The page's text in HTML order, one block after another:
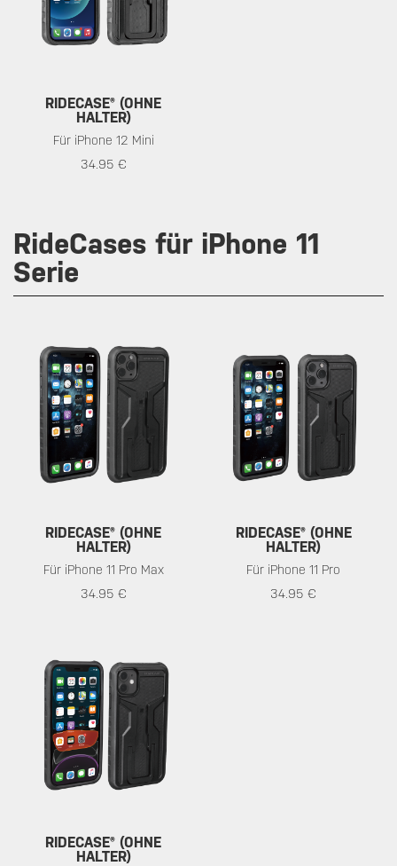
RIDECASE® (OHNE
HALTER)
Für iPhone 12 Mini
34.95 €
RideCases für iPhone 11
Serie
RIDECASE® (OHNE
HALTER)
Für iPhone 11 Pro Max
34.95 €
RIDECASE® (OHNE
HALTER)
Für iPhone 11 Pro
34.95 €
RIDECASE® (OHNE
HALTER)